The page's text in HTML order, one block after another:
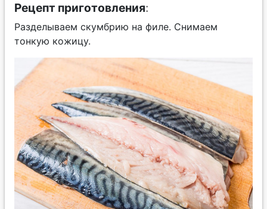
Рецепт приготовления:
Разделываем скумбрию на филе. Снимаем
тонкую кожицу.